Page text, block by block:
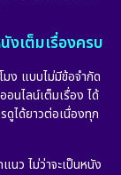
(6)
เต็มเรื่องครบ
ง แบบไม่มีข้อจำกัด
นไลน์เต็มเรื่อง ได้
ดูได้ยาวต่อเนื่องทุก
ว ไม่ว่าจะเป็นหนัง